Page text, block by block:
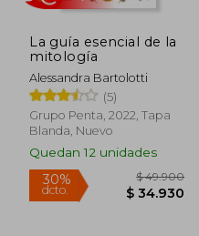
20% $ 65.000
La guía esencial de la
mitología
Alessandra Bartolotti
(5)
Grupo Penta, 2022, Tapa
Blanda, Nuevo
Quedan 12 unidades